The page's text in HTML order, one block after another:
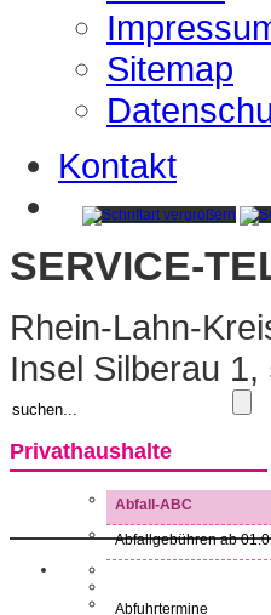
Sitemap
Kontakt
SERVICE-
Rhein-Lahn-
Insel Silberau
Privathaushalte
Abfall-ABC
Abfallgebühren ab
Abfuhrtermine